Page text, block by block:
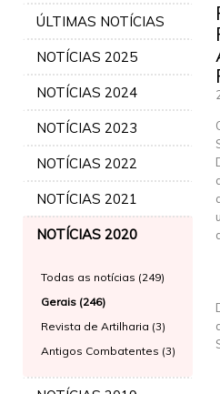
ÚLTIMAS NOTÍCIAS
NOTÍCIAS 2025
NOTÍCIAS 2024
NOTÍCIAS 2023
NOTÍCIAS 2022
NOTÍCIAS 2021
NOTÍCIAS 2020
Todas as notícias (249)
Gerais (246)
Revista de Artilharia (3)
Antigos Combatentes (3)